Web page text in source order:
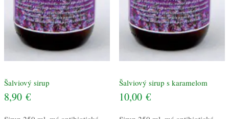
Šalviový sirup
8,90 €
Šalviový sirup s karamelom
10,00 €